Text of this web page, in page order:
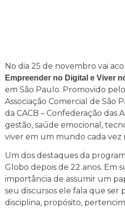
No dia 25 de novembro vai
Empreender no Digital e Viver
em São Paulo. Promovido pelo
Associação Comercial de São
da CACB – Confederação das
gestão, saúde emocional,
viver em um mundo cada vez
Um dos destaques da
Globo depois de 22 anos. Em
importância de assumir um
seu discursos ele fala que
disciplina, propósito,